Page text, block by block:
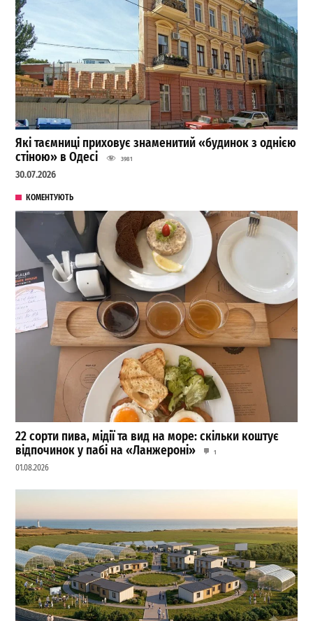
Які таємниці приховує знаменитий «будинок з однією
стіною» в Одесі
3981
30.07.2026
КОМЕНТУЮТЬ
22 сорти пива, мідії та вид на море: скільки коштує
відпочинок у пабі на «Ланжероні»
1
01.08.2026